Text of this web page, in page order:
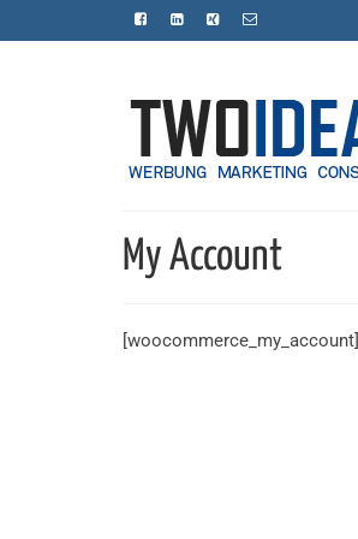
My Account
[woocommerce_my_account]